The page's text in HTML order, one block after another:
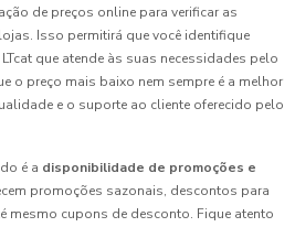
de preços online para verificar as
Isso permitirá que você identifique
que atende às suas necessidades pelo
o preço mais baixo nem sempre é a melhor
e o suporte ao cliente oferecido pelo
é a disponibilidade de promoções e
promoções sazonais, descontos para
mesmo cupons de desconto. Fique atento